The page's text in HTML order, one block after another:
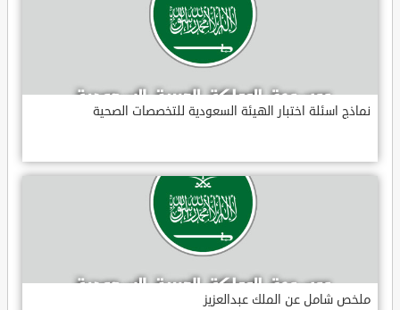
نماذج اسئلة اختبار الهيئة السعودية للتخصصات الصحية
ملخص شامل عن الملك عبدالعزيز